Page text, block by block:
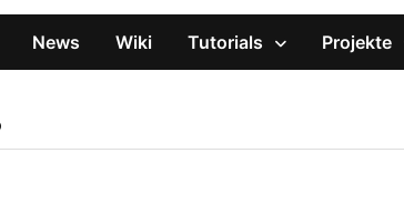
News Wiki Tutorials Projekte